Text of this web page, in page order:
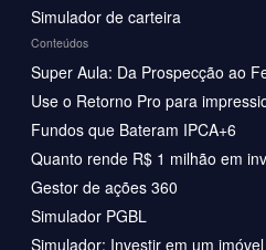
Simulador de carteira
Conteúdos
Super Aula: Da Prospecção ao
Use o Retorno Pro para
Fundos que Bateram IPCA+6
Quanto rende R$ 1 milhão em
Gestor de ações 360
Simulador PGBL
Simulador: Investir em um